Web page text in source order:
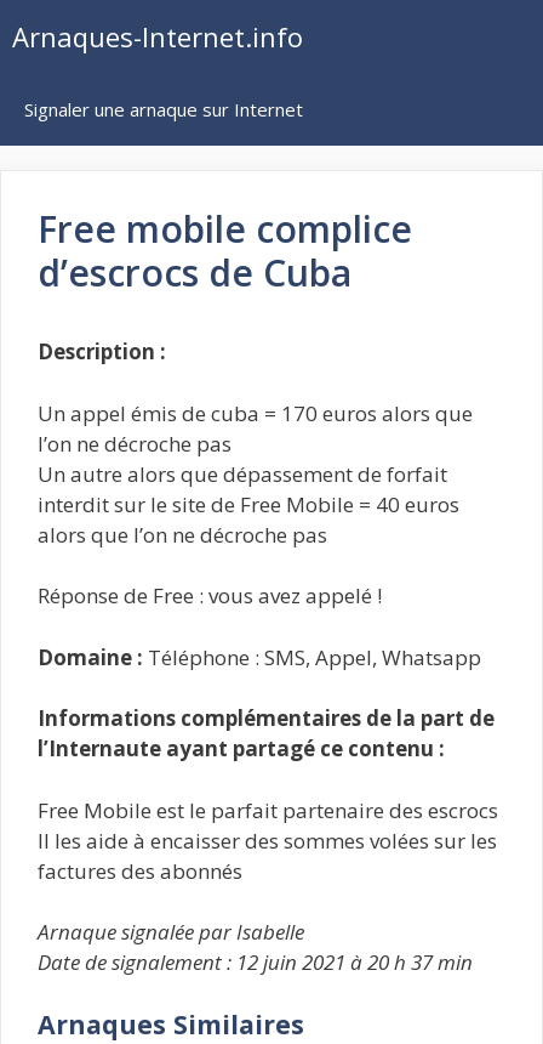
auArnaques-Internet.info
Signaler une arnaque sur Internet
Free mobile complice
d’escrocs de Cuba
Description :
Un appel émis de cuba = 170 euros alors que
l’on ne décroche pas
Un autre alors que dépassement de forfait
interdit sur le site de Free Mobile = 40 euros
alors que l’on ne décroche pas
Réponse de Free : vous avez appelé !
Domaine : Téléphone : SMS, Appel, Whatsapp
Informations complémentaires de la part de
l’Internaute ayant partagé ce contenu :
Free Mobile est le parfait partenaire des escrocs
Il les aide à encaisser des sommes volées sur les
factures des abonnés
Arnaque signalée par Isabelle
Date de signalement : 12 juin 2021 à 20 h 37 min
Arnaques Similaires